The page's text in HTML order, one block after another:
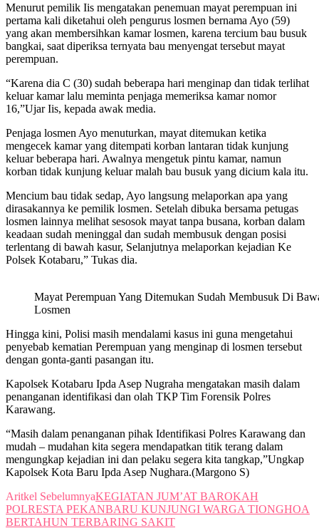
Menurut pemilik Iis mengatakan penemuan mayat perempuan ini
pertama kali diketahui oleh pengurus losmen bernama Ayo (59)
yang akan membersihkan kamar losmen, karena tercium bau busuk
bangkai, saat diperiksa ternyata bau menyengat tersebut mayat
perempuan.
“Karena dia C (30) sudah beberapa hari menginap dan tidak terlihat
keluar kamar lalu meminta penjaga memeriksa kamar nomor
16,”Ujar Iis, kepada awak media.
Penjaga losmen Ayo menuturkan, mayat ditemukan ketika
mengecek kamar yang ditempati korban lantaran tidak kunjung
keluar beberapa hari. Awalnya mengetuk pintu kamar, namun
korban tidak kunjung keluar malah bau busuk yang dicium kala itu.
Mencium bau tidak sedap, Ayo langsung melaporkan apa yang
dirasakannya ke pemilik losmen. Setelah dibuka bersama petugas
losmen lainnya melihat sesosok mayat tanpa busana, korban dalam
keadaan sudah meninggal dan sudah membusuk dengan posisi
terlentang di bawah kasur, Selanjutnya melaporkan kejadian Ke
Polsek Kotabaru,” Tukas dia.
Mayat Perempuan Yang Ditemukan Sudah Membusuk Di
Losmen
Hingga kini, Polisi masih mendalami kasus ini guna mengetahui
penyebab kematian Perempuan yang menginap di losmen tersebut
dengan gonta-ganti pasangan itu.
Kapolsek Kotabaru Ipda Asep Nugraha mengatakan masih dalam
penanganan identifikasi dan olah TKP Tim Forensik Polres
Karawang.
“Masih dalam penanganan pihak Identifikasi Polres Karawang dan
mudah – mudahan kita segera mendapatkan titik terang dalam
mengungkap kejadian ini dan pelaku segera kita tangkap,”Ungkap
Kapolsek Kota Baru Ipda Asep Nughara.(Margono S)
Aritkel SebelumnyaKEGIATAN JUM’AT BAROKAH
POLRESTA PEKANBARU KUNJUNGI WARGA TIONGHOA
BERTAHUN TERBARING SAKIT